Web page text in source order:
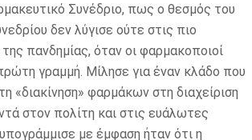
Συνέδριο, πως ο θεσμός του
δεν λύγισε ούτε στις πιο
πανδημίας, όταν οι φαρμακοποιοί
γραμμή. Μίλησε για έναν κλάδο που
«διακίνηση» φαρμάκων στη διαχείριση
στον πολίτη και στις ευάλωτες
με έμφαση ήταν ότι η